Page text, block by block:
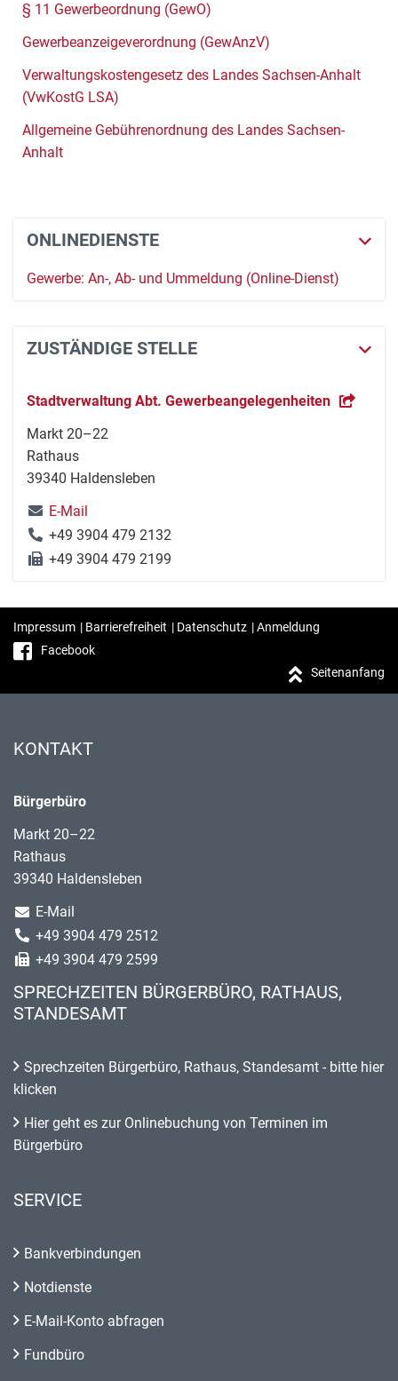
§ 11 Gewerbeordnung (GewO)
Gewerbeanzeigeverordnung (GewAnzV)
Verwaltungskostengesetz des Landes Sachsen-Anhalt
(VwKostG LSA)
Allgemeine Gebührenordnung des Landes Sachsen-
Anhalt
ONLINEDIENSTE
Gewerbe: An-, Ab- und Ummeldung (Online-Dienst)
ZUSTÄNDIGE STELLE
Stadtverwaltung Abt. Gewerbeangelegenheiten
Markt 20–22
Rathaus
39340 Haldensleben
E-Mail
+49 3904 479 2132
+49 3904 479 2199
Impressum | Barrierefreiheit | Datenschutz |Anmeldung
Facebook
Seitenanfang
KONTAKT
Bürgerbüro
Markt 20–22
Rathaus
39340 Haldensleben
E-Mail
+49 3904 479 2512
+49 3904 479 2599
SPRECHZEITEN BÜRGERBÜRO, RATHAUS,
STANDESAMT
Sprechzeiten Bürgerbüro, Rathaus, Standesamt - bitte hier
klicken
Hier geht es zur Onlinebuchung von Terminen im
Bürgerbüro
SERVICE
Bankverbindungen
Notdienste
E-Mail-Konto abfragen
Fundbüro